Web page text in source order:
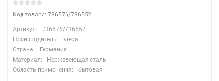
Код товара: 736576/736552
Артикул:
736576/736552
Производитель:
Viega
Страна:
Германия
Материал:
Нержавеющая сталь
Область применения:
бытовая